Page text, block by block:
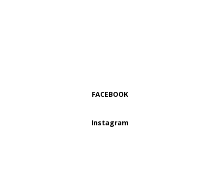
FACEBOOK
Instagram